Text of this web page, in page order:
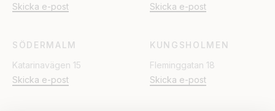
Skicka e-post
Skicka e-post
SÖDERMALM
Katarinavägen 15
Skicka e-post
KUNGSHOLMEN
Fleminggatan 18
Skicka e-post